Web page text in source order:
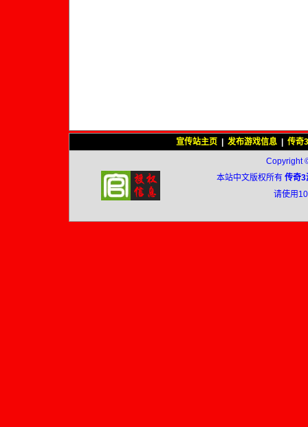
宣传站主页 发布游戏信息
传奇
Copyright
本站中文版权所有 传奇3
请使用